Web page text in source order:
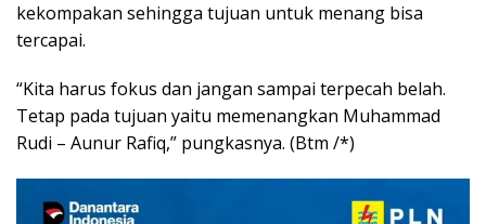
kekompakan sehingga tujuan untuk menang bisa
tercapai.
“Kita harus fokus dan jangan sampai terpecah belah.
Tetap pada tujuan yaitu memenangkan Muhammad
Rudi – Aunur Rafiq,” pungkasnya. (Btm /*)